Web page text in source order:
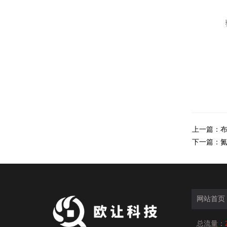
上一篇：
下一篇：
网站首页
总流量：